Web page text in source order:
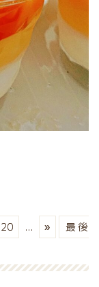
20 ... »
最後